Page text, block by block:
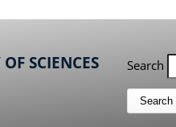
Search
SCIENCES